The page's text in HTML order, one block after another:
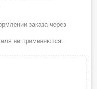
заказа через
не применяются.